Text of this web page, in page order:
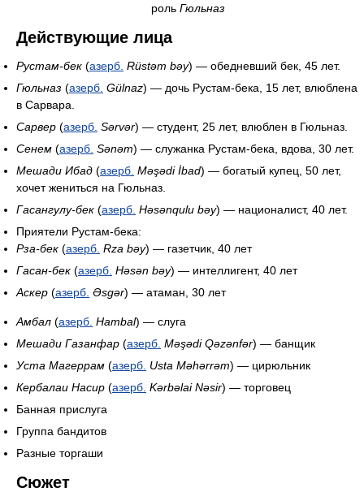
роль Гюльназ
Действующие лица
Рустам-бек (азерб. Rüstəm bəy) — обедневший бек, 45 лет.
Гюльназ (азерб. Gülnaz) — дочь Рустам-бека, 15 лет, влюблена
в Сарвара.
Сарвер (азерб. Sərvər) — студент, 25 лет, влюблен в Гюльназ.
Сенем (азерб. Sənəm) — служанка Рустам-бека, вдова, 30 лет.
Мешади Ибад (азерб. Məşədi İbad) — богатый купец, 50 лет,
хочет жениться на Гюльназ.
Гасангулу-бек (азерб. Həsənqulu bəy) — националист, 40 лет.
Приятели Рустам-бека:
Рза-бек (азерб. Rza bəy) — газетчик, 40 лет
Гасан-бек (азерб. Həsən bəy) — интеллигент, 40 лет
Аскер (азерб. Əsgər) — атаман, 30 лет
Амбал (азерб. Hambal) — слуга
Мешади Газанфар (азерб. Məşədi Qəzənfər) — банщик
Уста Магеррам (азерб. Usta Məhərrəm) — цирюльник
Кербалаи Насир (азерб. Kərbəlai Nəsir) — торговец
Банная прислуга
Группа бандитов
Разные торгаши
Сюжет